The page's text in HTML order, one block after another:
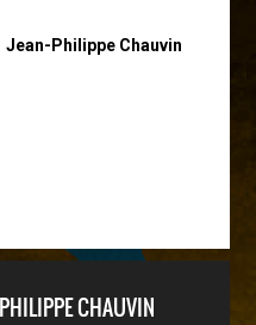
Jean-Philippe Chauvin
CHAUVIN